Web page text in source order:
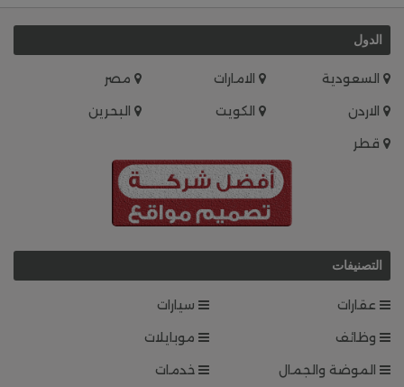
الدول
السعودية الامارات
مصر
الاردن
الكويت
البحرين
قطر
التصنيفات
عقارات
سيارات
وظائف
موبايلات
الموضة والجمال
خدمات